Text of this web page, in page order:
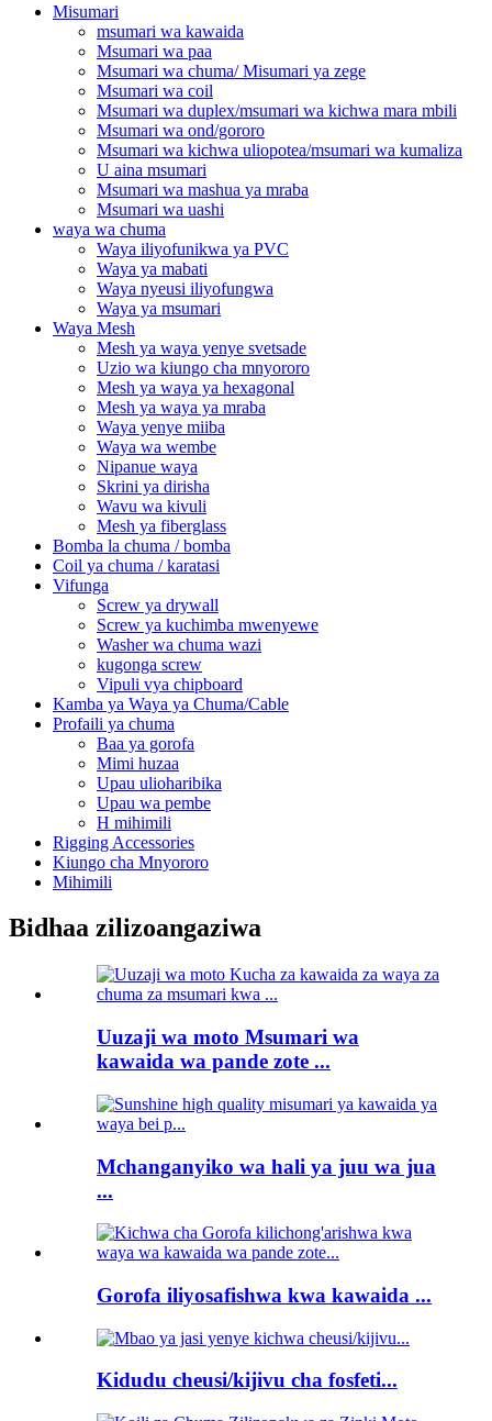
Misumari
msumari wa kawaida
Msumari wa paa
Msumari wa chuma/ Misumari ya zege
Msumari wa coil
Msumari wa duplex/msumari wa kichwa mara mbili
Msumari wa ond/gororo
Msumari wa kichwa uliopotea/msumari wa kumaliza
U aina msumari
Msumari wa mashua ya mraba
Msumari wa uashi
waya wa chuma
Waya iliyofunikwa ya PVC
Waya ya mabati
Waya nyeusi iliyofungwa
Waya ya msumari
Waya Mesh
Mesh ya waya yenye svetsade
Uzio wa kiungo cha mnyororo
Mesh ya waya ya hexagonal
Mesh ya waya ya mraba
Waya yenye miiba
Waya wa wembe
Nipanue waya
Skrini ya dirisha
Wavu wa kivuli
Mesh ya fiberglass
Bomba la chuma / bomba
Coil ya chuma / karatasi
Vifunga
Screw ya drywall
Screw ya kuchimba mwenyewe
Washer wa chuma wazi
kugonga screw
Vipuli vya chipboard
Kamba ya Waya ya Chuma/Cable
Profaili ya chuma
Baa ya gorofa
Mimi huzaa
Upau ulioharibika
Upau wa pembe
H mihimili
Rigging Accessories
Kiungo cha Mnyororo
Mihimili
Bidhaa zilizoangaziwa
Uuzaji wa moto Msumari wa
kawaida wa pande zote ...
Mchanganyiko wa hali ya juu wa jua
...
Gorofa iliyosafishwa kwa kawaida ...
Kidudu cheusi/kijivu cha fosfeti...